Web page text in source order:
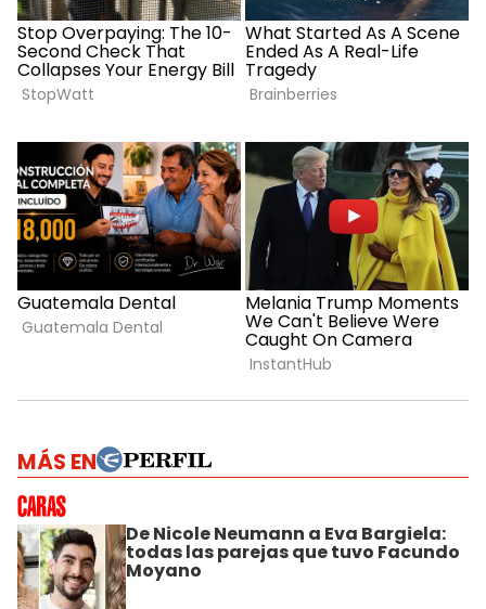
MÁS EN
De Nicole Neumann a Eva Bargiela:
todas las parejas que tuvo Facundo
Moyano